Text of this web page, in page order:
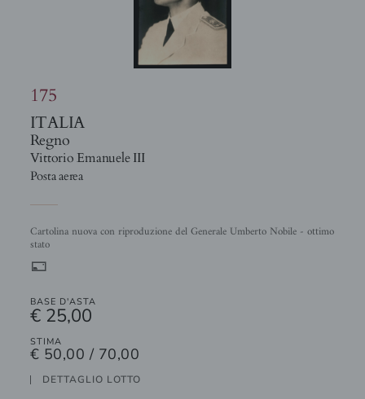
175
ITALIA
Regno
Vittorio Emanuele III
Posta aerea
Cartolina nuova con riproduzione del Generale Umberto Nobile - ottimo
stato
%
BASE D'ASTA
€ 25,00
STIMA
€ 50,00 / 70,00
DETTAGLIO LOTTO